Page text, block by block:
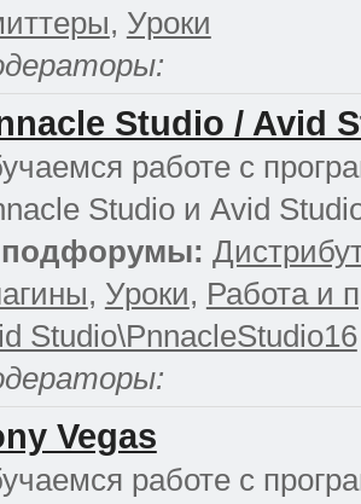
, Уроки
Studio / Avid
работе с
Studio и Avid
, Уроки, Работа и
Studio\PnnacleStudio16
Vegas
работе с